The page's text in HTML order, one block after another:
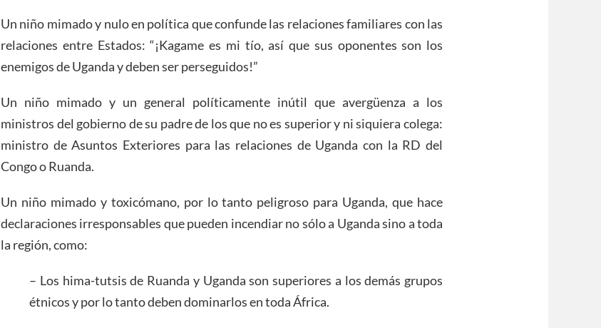
Un niño mimado y nulo en política que confunde las relaciones familiares con las
relaciones entre Estados: “¡Kagame es mi tío, así que sus oponentes son los
enemigos de Uganda y deben ser perseguidos!”
Un niño mimado y un general políticamente inútil que avergüenza a los
ministros del gobierno de su padre de los que no es superior y ni siquiera colega:
ministro de Asuntos Exteriores para las relaciones de Uganda con la RD del
Congo o Ruanda.
Un niño mimado y toxicómano, por lo tanto peligroso para Uganda, que hace
declaraciones irresponsables que pueden incendiar no sólo a Uganda sino a toda
la región, como:
– Los hima-tutsis de Ruanda y Uganda son superiores a los demás grupos
étnicos y por lo tanto deben dominarlos en toda África.